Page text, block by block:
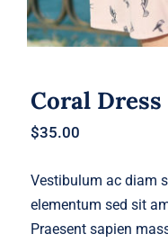
Coral Dress
$35.00
Vestibulum ac diam
elementum sed sit
Praesent sapien